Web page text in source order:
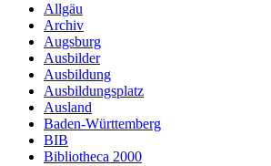
Allgäu
Archiv
Augsburg
Ausbilder
Ausbildung
Ausbildungsplatz
Ausland
Baden-Württemberg
BIB
Bibliotheca 2000